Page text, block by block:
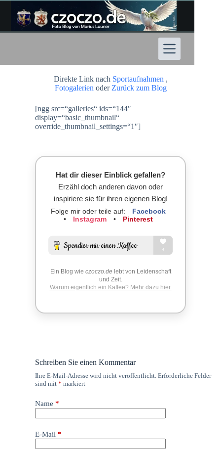
Inhalt
springen
Direkte Link nach Sportaufnahmen ,
Fotogalerien oder Zurück zum Blog
[ngg src=“galleries“ ids=“144″
display=“basic_thumbnail“
override_thumbnail_settings=“1″]
Hat dir dieser Einblick gefallen?
Erzähl doch anderen davon oder
inspiriere sie für ihren eigenen Blog!
Folge mir oder teile auf:
Facebook
•
Instagram • Pinterest
Ein Blog wie czoczo.delebt von Leidenschaft
und Zeit.
Warum eigentlich ein Kaffee? Mehr dazu hier.
Schreiben Sie einen Kommentar
Ihre E-Mail-Adresse wird nicht veröffentlicht. Erforderliche Felder
sind mit* markiert
Name *
E-Mail *